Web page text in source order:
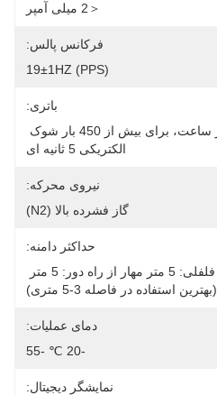
＜2 میلی آمپر
فرکانس پالس:
19±1HZ (PPS)
باتری:
الکتریکی 5 ثانیه ای
نیروی محرکه:
گاز فشرده بالا (N2)
حداکثر دامنه:
(بهترین استفاده در فاصله 3-5 متری)
دمای عملیات:
-20 ℃ -55
نمایشگر دیجیتال: